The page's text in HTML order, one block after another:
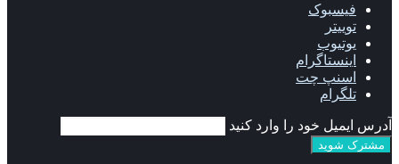
فیسبوک
توییتر
یوتیوب
اینستاگرام
اسنپ چت
تلگرام
آدرس ایمیل خود را وارد کنید